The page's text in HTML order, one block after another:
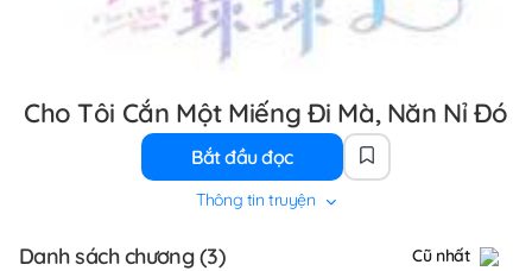
Cho Tôi Cắn Một Miếng Đi Mà, Năn Nỉ Đó
Bắt đầu đọc
Thông tin truyện
Danh sách chương (3) Cũ nhất